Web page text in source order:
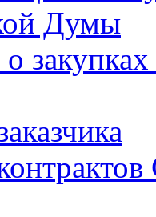
Думы